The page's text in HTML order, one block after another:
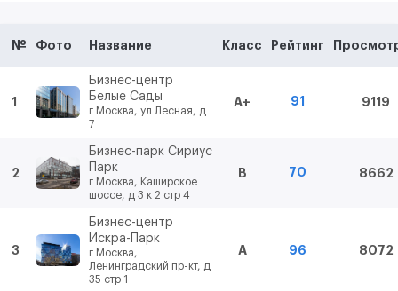
№ Фото Название Класс Рейтинг
1
Бизнес-центр
Белые Сады
г Москва, ул Лесная, д
7
A+ 91 9119
2
Бизнес-парк Сириус
Парк
г Москва, Каширское
шоссе, д 3 к 2 стр 4
B 70 8662
3
Бизнес-центр
Искра-Парк
г Москва,
Ленинградский пр-кт, д
35 стр 1
A 96 8072